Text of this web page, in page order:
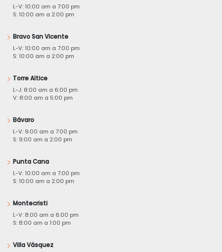
L-V: 10:00 am a 7:00 pm
S: 10:00 am a 2:00 pm
Bravo San Vicente
L-V: 10:00 am a 7:00 pm
S: 10:00 am a 2:00 pm
Torre Altice
L-J: 8:00 am a 6:00 pm
V: 8:00 am a 5:00 pm
Bávaro
L-V: 9:00 am a 7:00 pm
S: 9:00 am a 2:00 pm
Punta Cana
L-V: 10:00 am a 7:00 pm
S: 10:00 am a 2:00 pm
Montecristi
L-V: 8:00 am a 6:00 pm
S: 8:00 am a 1:00 pm
Villa Vásquez